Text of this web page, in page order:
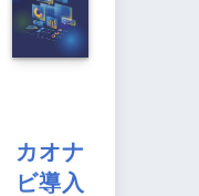
カオナ
ビ導入